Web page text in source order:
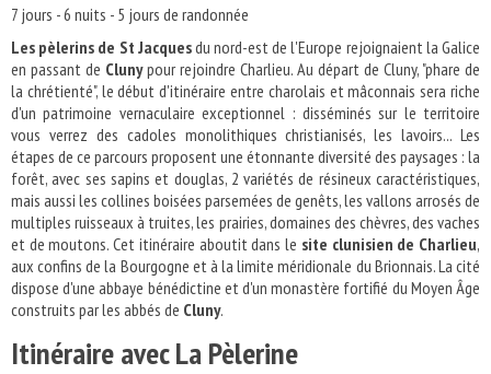
7 jours - 6 nuits - 5 jours de randonnée
Les pèlerins de St Jacquesdu nord-est de l'Europe rejoignaient la Galice
en passant de Clunypour rejoindre Charlieu. Au départ de Cluny, "phare de
la chrétienté", le début d'itinéraire entre charolais et mâconnais sera riche
d'un patrimoine vernaculaire exceptionnel : disséminés sur le territoire
vous verrez des cadoles monolithiques christianisés, les lavoirs... Les
étapes de ce parcours proposent une étonnante diversité des paysages : la
forêt, avec ses sapins et douglas, 2 variétés de résineux caractéristiques,
mais aussi les collines boisées parsemées de genêts, les vallons arrosés de
multiples ruisseaux à truites, les prairies, domaines des chèvres, des vaches
et de moutons. Cet itinéraire aboutit dans le site clunisien de Charlieu,
aux confins de la Bourgogne et à la limite méridionale du Brionnais. La cité
dispose d'une abbaye bénédictine et d'un monastère fortifié du Moyen Âge
construits par les abbés de Cluny.
Itinéraire avec La Pèlerine